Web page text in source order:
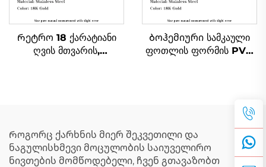
Რეტრო 18 ქარატიანი
ღვის მთვარის,
Ბოჰემიური სამკაული
ფოთლის ფორმის PVD
Როგორც ქარხნის მიერ შეკვეთილი და
ნაგულისხმევი მოცულობის საიუველირო
ნივთების მომწოდებელი, ჩვენ გთავაზობთ